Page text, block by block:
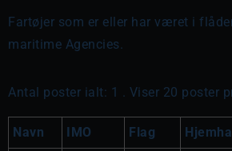
Fartøjer som er eller har været i
maritime Agencies.
Antal poster ialt: 1 . Viser 20 poster
Navn IMO Flag